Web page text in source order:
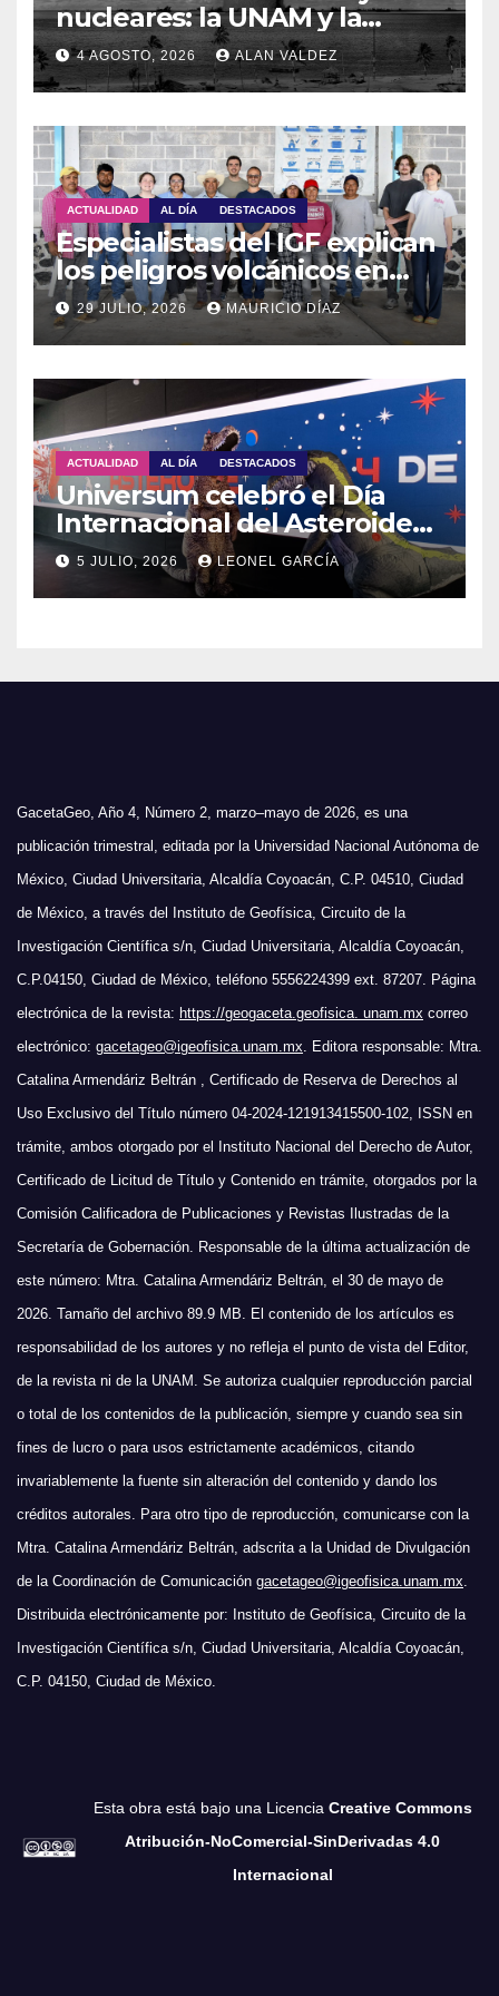
nucleares: la UNAM y la
OTPCEN celebran 30 años de
colaboración
4 AGOSTO, 2026 ALAN VALDEZ
ACTUALIDAD AL DÍA DESTACADOS
Especialistas del IGF explican
los peligros volcánicos en
Guadalupe Huexocuapan
29 JULIO, 2026 MAURICIO DÍAZ
ACTUALIDAD AL DÍA DESTACADOS
Universum celebró el Día
Internacional del Asteroide
con actividades para toda la
familia
5 JULIO, 2026 LEONEL GARCÍA
GacetaGeo, Año 4, Número 2, marzo–mayo de 2026, es una
publicación trimestral, editada por la Universidad Nacional Autónoma de
México, Ciudad Universitaria, Alcaldía Coyoacán, C.P. 04510, Ciudad
de México, a través del Instituto de Geofísica, Circuito de la
Investigación Científica s/n, Ciudad Universitaria, Alcaldía Coyoacán,
C.P.04150, Ciudad de México, teléfono 5556224399 ext. 87207. Página
electrónica de la revista: https://geogaceta.geofisica. unam.mx correo
electrónico: gacetageo@igeofisica.unam.mx. Editora responsable: Mtra.
Catalina Armendáriz Beltrán , Certificado de Reserva de Derechos al
Uso Exclusivo del Título número 04-2024-121913415500-102, ISSN en
trámite, ambos otorgado por el Instituto Nacional del Derecho de Autor,
Certificado de Licitud de Título y Contenido en trámite, otorgados por la
Comisión Calificadora de Publicaciones y Revistas Ilustradas de la
Secretaría de Gobernación. Responsable de la última actualización de
este número: Mtra. Catalina Armendáriz Beltrán, el 30 de mayo de
2026. Tamaño del archivo 89.9 MB. El contenido de los artículos es
responsabilidad de los autores y no refleja el punto de vista del Editor,
de la revista ni de la UNAM. Se autoriza cualquier reproducción parcial
o total de los contenidos de la publicación, siempre y cuando sea sin
fines de lucro o para usos estrictamente académicos, citando
invariablemente la fuente sin alteración del contenido y dando los
créditos autorales. Para otro tipo de reproducción, comunicarse con la
Mtra. Catalina Armendáriz Beltrán, adscrita a la Unidad de Divulgación
de la Coordinación de Comunicación gacetageo@igeofisica.unam.mx.
Distribuida electrónicamente por: Instituto de Geofísica, Circuito de la
Investigación Científica s/n, Ciudad Universitaria, Alcaldía Coyoacán,
C.P. 04150, Ciudad de México.
Esta obra está bajo una Licencia Creative Commons
Atribución-NoComercial-SinDerivadas 4.0
Internacional